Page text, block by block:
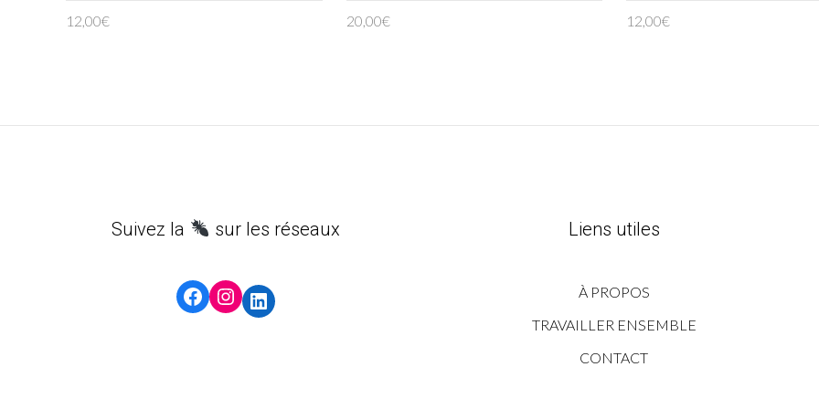
12,00€ 20,00€ 12,00€
Suivez la sur les réseaux
Facebook
Instagram
LinkedIn
Liens utiles
À PROPOS
TRAVAILLER ENSEMBLE
CONTACT